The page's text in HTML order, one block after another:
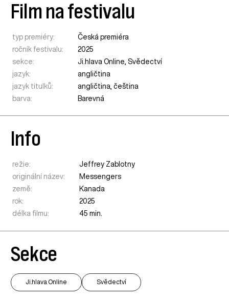
Film na festivalu
typ premiéry:
Česká premiéra
ročník festivalu:
2025
sekce:
Ji.hlava Online,Svědectví
jazyk:
angličtina
jazyk titulků:
angličtina, čeština
barva:
Barevná
Info
režie:
Jeffrey Zablotny
originální název:
Messengers
země:
Kanada
rok:
2025
délka filmu:
45 min.
Sekce
Ji.hlava Online Svědectví